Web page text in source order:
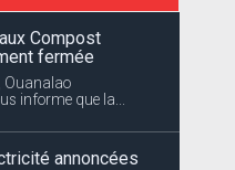
Compost
fermée
Ouanalao
informe que la...
annoncées